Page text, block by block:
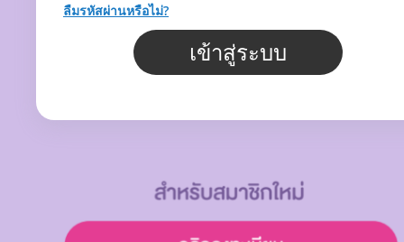
ลืมรหัสผ่านหรือไม่?
เข้าสู่ระบบ